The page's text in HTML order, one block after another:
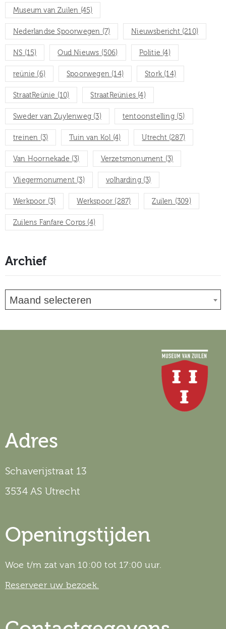
Museum van Zuilen (45)
Nederlandse Spoorwegen (7) Nieuwsbericht(210)
NS (15) Oud Nieuws (506) Politie (4)
reünie (6) Spoorwegen (14) Stork (14)
StraatReünie (10) StraatReünies (4)
Sweder van Zuylenweg (3) tentoonstelling(5)
treinen (3) Tuin van Kol (4) Utrecht(287)
Van Hoornekade (3) Verzetsmonument (3)
Vliegermonument (3) volharding(3)
Werkpoor (3) Werkspoor (287) Zuilen (309)
Zuilens Fanfare Corps (4)
Archief
Maand selecteren
Adres
Schaverijstraat 13
3534 AS Utrecht
Openingstijden
Woe t/m zat van 10:00 tot 17:00 uur.
Reserveer uw bezoek.